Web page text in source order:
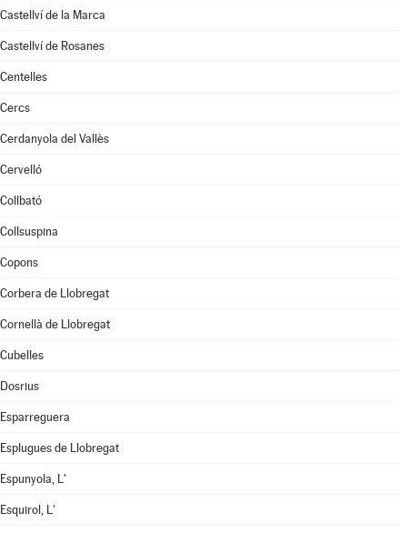
Castellví de la Marca
Castellví de Rosanes
Centelles
Cercs
Cerdanyola del Vallès
Cervelló
Collbató
Collsuspina
Copons
Corbera de Llobregat
Cornellà de Llobregat
Cubelles
Dosrius
Esparreguera
Esplugues de Llobregat
Espunyola, L'
Esquirol, L'